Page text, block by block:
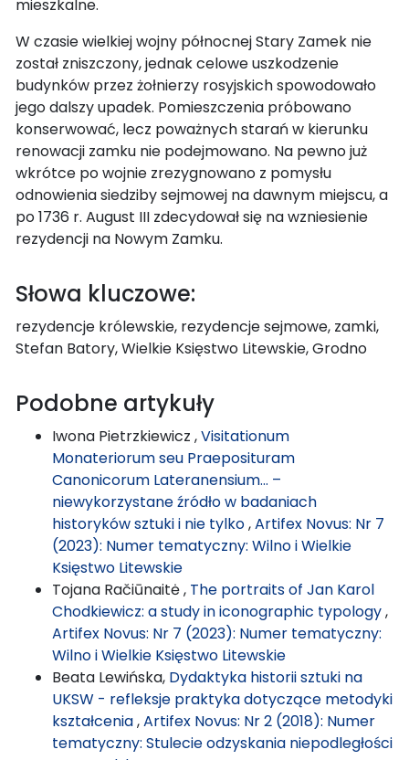
mieszkalne.
W czasie wielkiej wojny północnej Stary Zamek nie
został zniszczony, jednak celowe uszkodzenie
budynków przez żołnierzy rosyjskich spowodowało
jego dalszy upadek. Pomieszczenia próbowano
konserwować, lecz poważnych starań w kierunku
renowacji zamku nie podejmowano. Na pewno już
wkrótce po wojnie zrezygnowano z pomysłu
odnowienia siedziby sejmowej na dawnym miejscu, a
po 1736 r. August III zdecydował się na wzniesienie
rezydencji na Nowym Zamku.
Słowa kluczowe:
rezydencje królewskie, rezydencje sejmowe, zamki,
Stefan Batory, Wielkie Księstwo Litewskie, Grodno
Podobne artykuły
Iwona Pietrzkiewicz ,Visitationum
Monateriorum seu Praeposituram
Canonicorum Lateranensium… –
niewykorzystane źródło w badaniach
historyków sztuki i nie tylko,Artifex Novus: Nr 7
(2023): Numer tematyczny: Wilno i Wielkie
Księstwo Litewskie
Tojana Račiūnaitė , The portraits of Jan Karol
Chodkiewicz: a study in iconographic typology,
Artifex Novus: Nr 7 (2023): Numer tematyczny:
Wilno i Wielkie Księstwo Litewskie
Beata Lewińska, Dydaktyka historii sztuki na
UKSW - refleksje praktyka dotyczące metodyki
kształcenia,Artifex Novus: Nr 2 (2018): Numer
tematyczny: Stulecie odzyskania niepodległości